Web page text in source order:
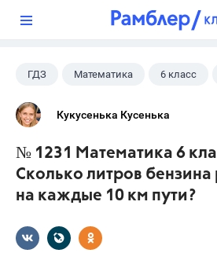
ГДЗ Математика 6 класс
Виленкин Н.Я.
Кукусенька Кусенька
№ 1231 Математика 6
Сколько литров бензина
на каждые 10 км пути?